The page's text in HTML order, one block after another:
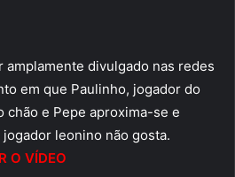
amplamente divulgado nas redes
em que Paulinho, jogador do
chão e Pepe aproxima-se e
leonino não gosta.
O VÍDEO